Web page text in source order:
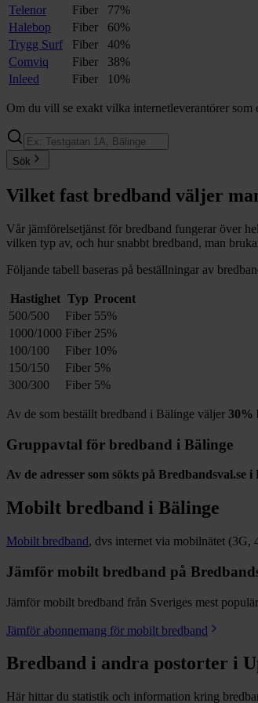
Telenor
Fiber
77%
Halebop
Fiber
60%
Trygg Surf
Fiber
40%
Comviq
Fiber
38%
Inleed
Fiber 10%
Om du vill se exakt vilka internetleverantörer som
Sök
Vilket fast bredband väljer
Vår jämförelsetjänst för bredband fungerar över
vilken typ av, och hur snabbt bredband, man
Följande tabell baseras på beställningar av
Hastighet Typ Procent
500/500
Fiber 55%
1000/1000 Fiber 25%
100/100
Fiber 10%
150/150
Fiber 5%
300/300
Fiber 5%
Av de som beställt bredband i Bälinge väljer 30%
Gruppavtal för bredband i Bälinge
Av de adresser som sökts på Bredbandsval.se i
Mobilt bredband i Bälinge
Mobilt bredband, dvs internet via mobilnätet (3G,
Jämför mobilt bredband på
Jämför mobilt bredband från Sveriges mest
Jämför abonnemang för mobilt bredband
Bredband i andra postorter i
Här hittar du statistik och information kring